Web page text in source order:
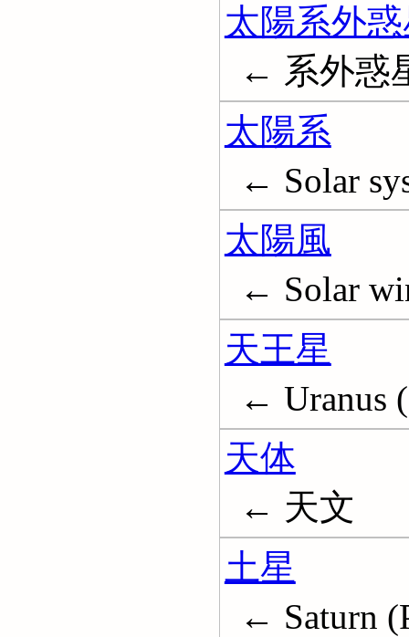
太陽系外
← 系外惑
太陽系
← Solar
太陽風
← Solar
天王星
← Uranus
天体
← 天文
土星
← Saturn